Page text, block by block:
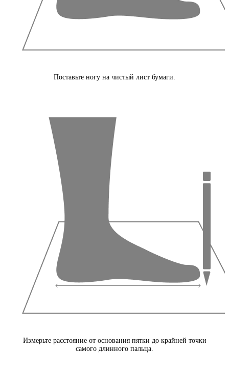
Поставьте ногу на чистый лист бумаги.
Измерьте расстояние от основания пятки до крайней точки
самого длинного пальца.